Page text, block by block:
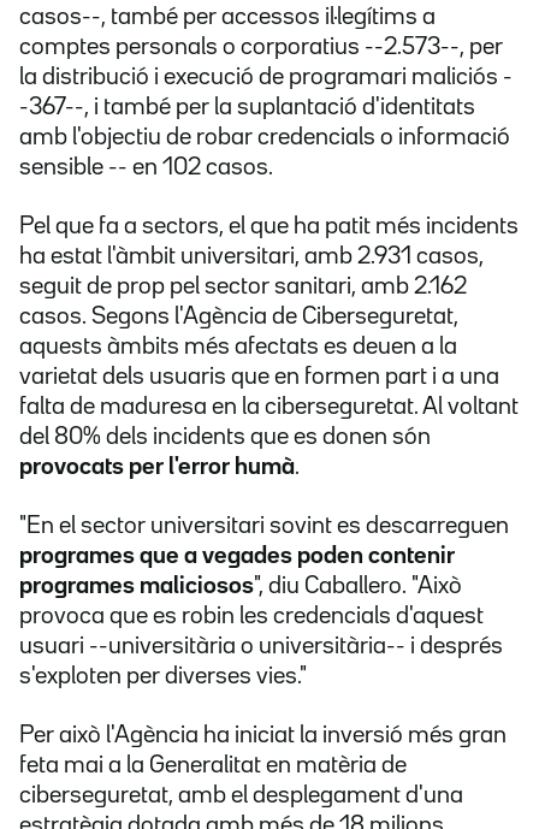
casos--, també per accessos il·legítims a
comptes personals o corporatius --2.573--, per
la distribució i execució de programari maliciós -
-367--, i també per la suplantació d'identitats
amb l'objectiu de robar credencials o informació
sensible -- en 102 casos.
Pel que fa a sectors, el que ha patit més incidents
ha estat l'àmbit universitari, amb 2.931 casos,
seguit de prop pel sector sanitari, amb 2.162
casos. Segons l'Agència de Ciberseguretat,
aquests àmbits més afectats es deuen a la
varietat dels usuaris que en formen part i a una
falta de maduresa en la ciberseguretat. Al voltant
del 80% dels incidents que es donen són
provocats per l'error humà.
"En el sector universitari sovint es descarreguen
programes que a vegades poden contenir
programes maliciosos", diu Caballero. "Això
provoca que es robin les credencials d'aquest
usuari --universitària o universitària-- i després
s'exploten per diverses vies."
Per això l'Agència ha iniciat la inversió més gran
feta mai a la Generalitat en matèria de
ciberseguretat, amb el desplegament d'una